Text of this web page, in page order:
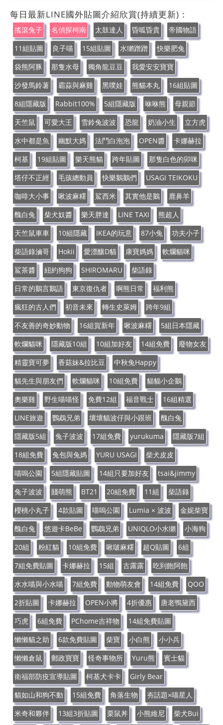
每日最新LINE國外貼圖介紹欣賞(持續更新)：
搖滾兔子 名偵探柯南 太鼓達人 昏呱昏貴
帝國物語
11組貼圖
良子喵 15組貼圖 水獺蹭蹭
快樂肥兔
袋熊阿豚
那隻水母 獨角龍豆豆
我愛安安寶寶
沙發馬鈴薯
霸蒜與麻雞 黑噗娃 熊貓本丸
16組貼圖
8組隱藏版
Rabbit100% 5組隱藏版 咻咻熊
母親節
天竺鼠
可愛大王 雪鈴兔波波 恐龍 奶油小生
立方虎
水中都是魚
幽默大媽 法鬥白泡泡 OPEN醬
卡娜赫拉
柯基
19組貼圖 樂天熊貓 跨年貼圖
那隻白色的卯咪
塔仔不正經
毛孩總動員 快樂鵝鵝們
USAGI TEIKOKU
咖啡大小事
啾波麻糬 鯊西米 其實他是鵝
鹿鼻羊
醜白兔
柴犬奴醬 樂天胖達 LINE TAXI
熊超人
天竺鼠車車
10組隱藏 IKEA的玩意 87小兔
功夫小子
柴語錄滷哥
Hokii 愛漂釀D貓 康寶媽媽
軟爛貓咪
鯊茶醬
紐約狗狗 SHIROMARU
柴語錄
日常的鵝言鵝語
東京復仇者 啊熊日常
福利熊
瘋狂的古人們
初音未來 轉生史萊姆
跨年9組
不友善的奇妙動物
16組賀新年 啾波麻糬
5組日本隱藏
軟爛貓咪
隱藏版10組 10組加好友 14組免費
廢物女友
精靈寶可夢
香菇妹&拉比豆
中秋兔Happy
貓先生與朋友們
軟爛貓咪 10組免費
貓貓小企鵝
奧樂雞
野生喵喵怪 免費12組 福音戰士
16組精選
LINE旅遊
鸚鵡兄弟 壞壞貓波仔與小跟班
醜白兔
隱藏版5組
兔子波波 17組免費 yurukuma
隱藏版7組
18組免費
兔包與兔媽 YURU USAGI
柴犬皮皮
喵嗚公園
5組隱藏貼圖 14組只要加好友
tsai&jimmy
兔子波波
賤萌熊 BT21 20組免費 11組
柴語錄
櫻桃小丸子
4款貼圖 喵嗚公園 Lumia × 波波
金妮柴寶
醜白兔
悠遊卡BeBe 鸚鵡兄弟 UNIQLO小水獺
小海狗
20組
粉紅貓 10組免費 啾啵麻糬 超Q貼圖
6組
7組免費貼圖
卡娜赫拉 15組 古露露
吃到飽阿飽
水水喵與小水喵
7組免費 動物萌友會 14組免費
QOO
2折貼圖
卡娜赫拉 OPEN小將 4折優惠
唐老鴨黛西
巧虎
6組免費 PChome吉祥物
14組免費貼圖
懶懶貓之助
6款免費貼圖 柴寶 小白熊
小小兵
懶懶倉鼠
郵政寶寶 怪奇事物所 Yuru熊
賓士貓
衛福部防疫宣導貼圖
柯基犬卡卡
Girly Bear
貓如山和狗不動
15組免費 角落生物
夯話題×喵星人
米奇和夥伴
13組3折貼圖 栗鼠丼 小熊維尼 柴犬Bui